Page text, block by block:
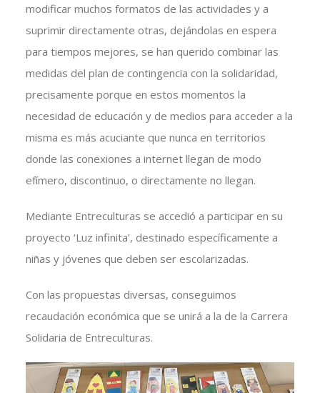
modificar muchos formatos de las actividades y a
suprimir directamente otras, dejándolas en espera
para tiempos mejores, se han querido combinar las
medidas del plan de contingencia con la solidaridad,
precisamente porque en estos momentos la
necesidad de educación y de medios para acceder a la
misma es más acuciante que nunca en territorios
donde las conexiones a internet llegan de modo
efímero, discontinuo, o directamente no llegan.
Mediante Entreculturas se accedió a participar en su
proyecto ‘Luz infinita’, destinado específicamente a
niñas y jóvenes que deben ser escolarizadas.
Con las propuestas diversas, conseguimos
recaudación económica que se unirá a la de la Carrera
Solidaria de Entreculturas.